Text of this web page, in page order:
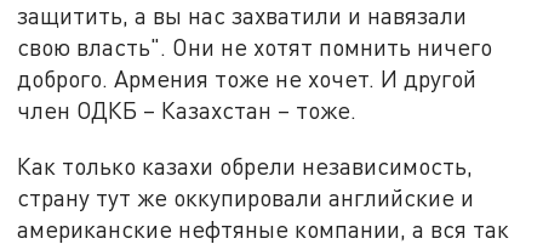
защитить, а вы нас захватили и навязали
свою власть". Они не хотят помнить ничего
доброго. Армения тоже не хочет. И другой
член ОДКБ – Казахстан – тоже.
Как только казахи обрели независимость,
страну тут же оккупировали английские и
американские нефтяные компании, а вся так